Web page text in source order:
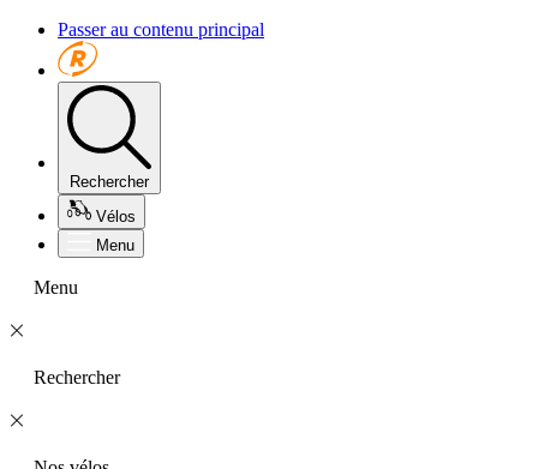
Passer au contenu principal
Rechercher
Vélos
Menu
Menu
Rechercher